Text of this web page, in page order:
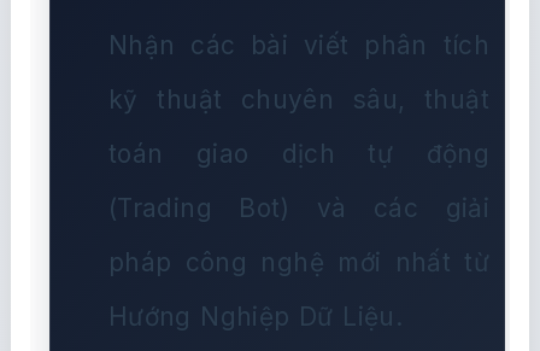
Nhận các bài viết phân tích
kỹ thuật chuyên sâu, thuật
toán giao dịch tự động
(Trading Bot) và các giải
pháp công nghệ mới nhất từ
Hướng Nghiệp Dữ Liệu.